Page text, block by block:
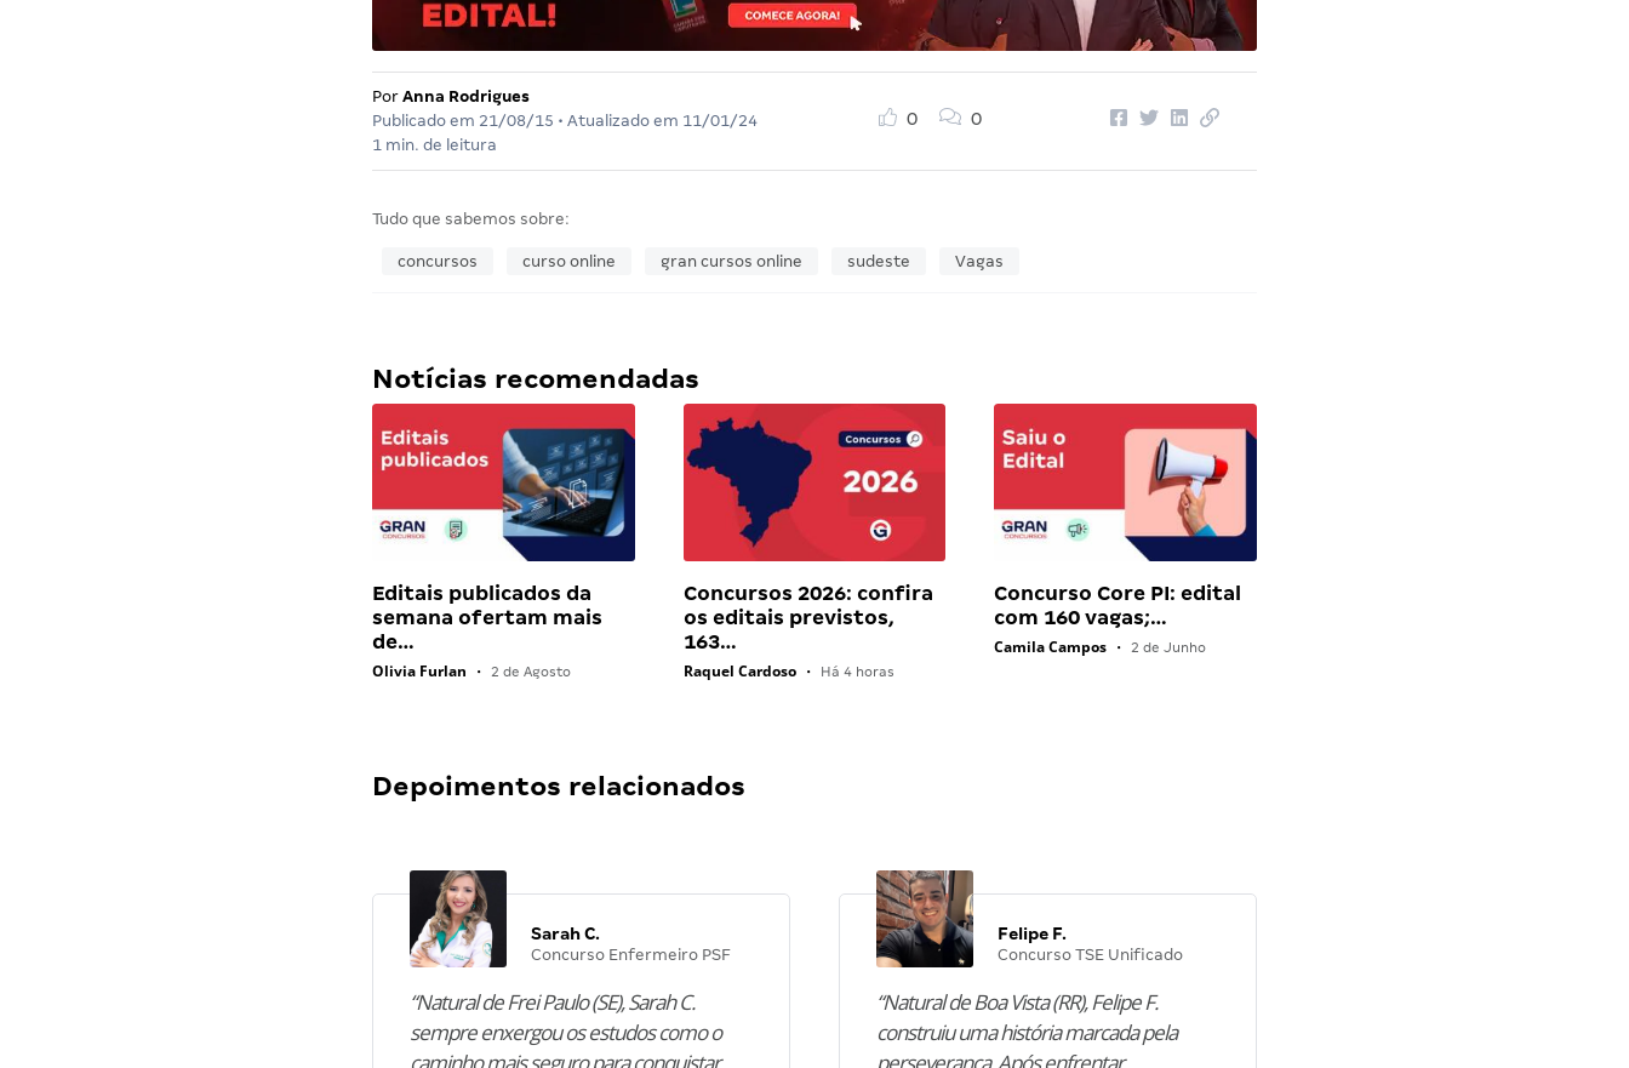
Por Anna Rodrigues
Publicado em 21/08/15 • Atualizado em 11/01/24
1 min. de leitura
0 0
Tudo que sabemos sobre:
concursos curso online gran cursos online sudeste Vagas
Notícias recomendadas
Editais publicados da
semana ofertam mais
de…
Olivia Furlan • 2 de Agosto
Concursos 2026: confira
os editais previstos,
163…
Raquel Cardoso • Há 4 horas
Concurso Core PI: edital
com 160 vagas;…
Camila Campos • 2 de Junho
Depoimentos relacionados
Sarah C.
Concurso Enfermeiro PSF
“Natural de Frei Paulo (SE), Sarah C.
sempre enxergou os estudos como o
caminho mais seguro para conquistar
Felipe F.
Concurso TSE Unificado
“Natural de Boa Vista (RR), Felipe F.
construiu uma história marcada pela
perseverança. Após enfrentar